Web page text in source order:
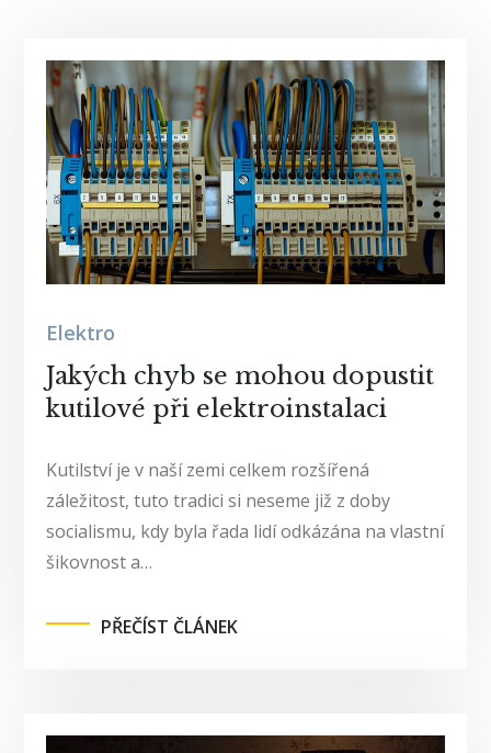
Elektro
Jakých chyb se mohou dopustit
kutilové při elektroinstalaci
Kutilství je v naší zemi celkem rozšířená
záležitost, tuto tradici si neseme již z doby
socialismu, kdy byla řada lidí odkázána na vlastní
šikovnost a…
PŘEČÍST ČLÁNEK